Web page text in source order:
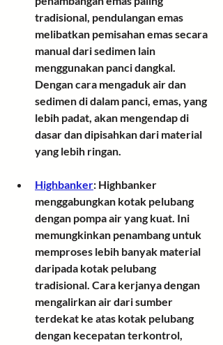
tradisional, pendulangan emas
melibatkan pemisahan emas secara
manual dari sedimen lain
menggunakan panci dangkal.
Dengan cara mengaduk air dan
sedimen di dalam panci, emas, yang
lebih padat, akan mengendap di
dasar dan dipisahkan dari material
yang lebih ringan.
Highbanker: Highbanker
menggabungkan kotak pelubang
dengan pompa air yang kuat. Ini
memungkinkan penambang untuk
memproses lebih banyak material
daripada kotak pelubang
tradisional. Cara kerjanya dengan
mengalirkan air dari sumber
terdekat ke atas kotak pelubang
dengan kecepatan terkontrol,